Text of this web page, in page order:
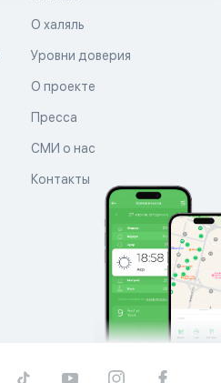
О халяль
Уровни доверия
О проекте
Пресса
СМИ о нас
Контакты